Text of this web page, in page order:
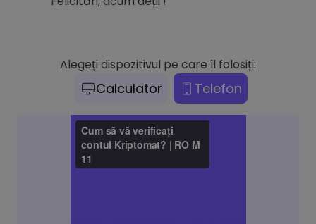
Alegeți dispozitivul pe care îl folosiți:
Calculator Telefon